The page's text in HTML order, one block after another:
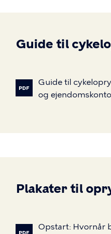
Guide til
Guide til
og
Plakater til
Opstart: Hvornår